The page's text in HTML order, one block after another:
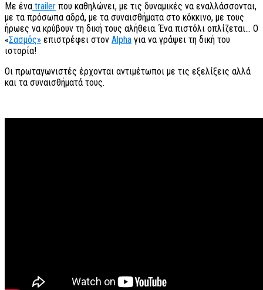
Με ένα trailer που καθηλώνει, με τις δυναμικές να εναλλάσσονται,
με τα πρόσωπα αδρά, με τα συναισθήματα στο κόκκινο, με τους
ήρωες να κρύβουν τη δική τους αλήθεια. Ένα πιστόλι οπλίζεται… Ο
«Σασμός» επιστρέφει στον Alpha για να γράψει τη δική του
ιστορία!
Οι πρωταγωνιστές έρχονται αντιμέτωποι με τις εξελίξεις αλλά
και τα συναισθήματά τους.